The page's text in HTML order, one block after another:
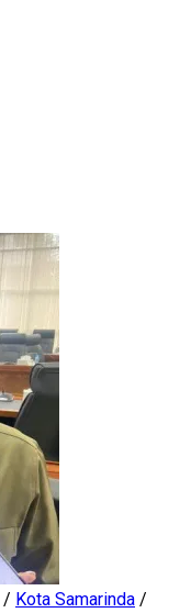
/ Kota Samarinda /